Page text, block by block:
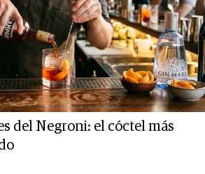
del Negroni: el cóctel más